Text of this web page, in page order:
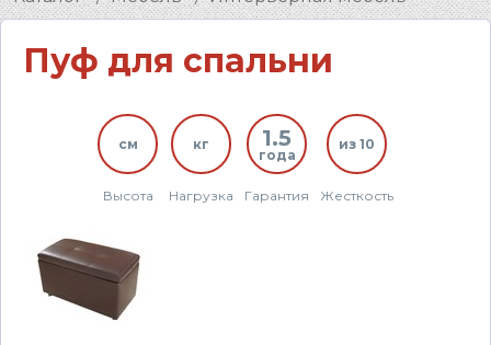
Пуф для спальни
см
Высота
кг
Нагрузка
1.5
года
Гарантия
из 10
Жесткость